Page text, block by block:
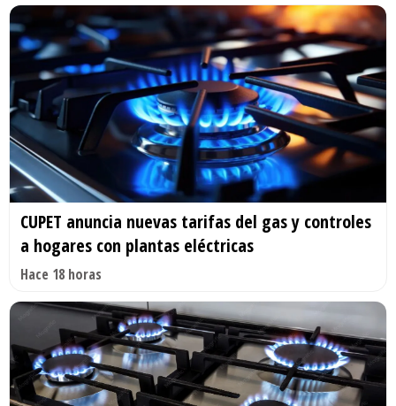
CUPET anuncia nuevas tarifas del gas y controles
a hogares con plantas eléctricas
Hace 18 horas